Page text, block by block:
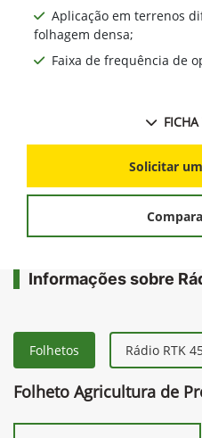
Aplicação em terrenos
folhagem densa;
Faixa de frequência de
Solicitar
Informações sobre
Folhetos Rádio RTK
Folheto Agricultura de